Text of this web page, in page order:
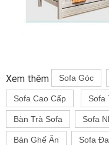
Xem thêm Sofa Góc
Sofa Cao Cấp Sofa
Bàn Trà Sofa Sofa
Bàn Ghế Ăn Sofa